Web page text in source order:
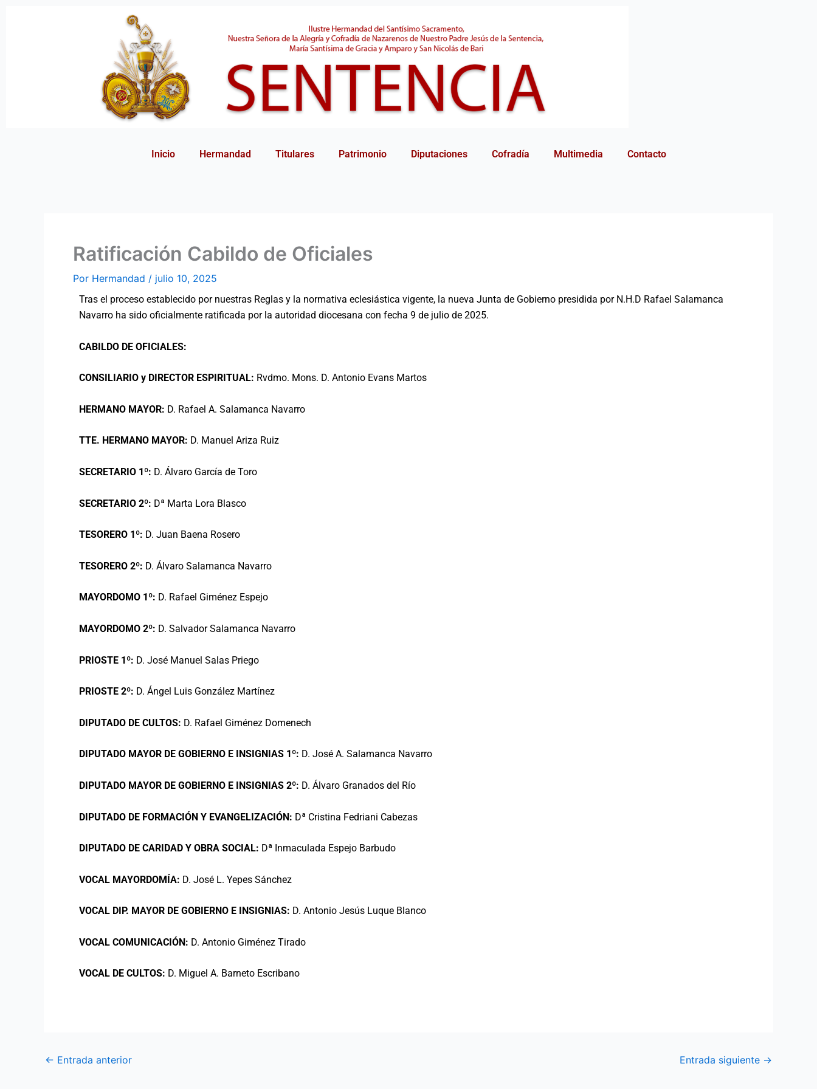
Inicio Hermandad Titulares Patrimonio Diputaciones Cofradía Multimedia Contacto
Ratificación Cabildo de Oficiales
Por Hermandad / julio 10, 2025
Tras el proceso establecido por nuestras Reglas y la normativa eclesiástica vigente, la nueva Junta de Gobierno presidida por N.H.D Rafael Salamanca
Navarro ha sido oficialmente ratificada por la autoridad diocesana con fecha 9 de julio de 2025.
CABILDO DE OFICIALES:
CONSILIARIO y DIRECTOR ESPIRITUAL: Rvdmo. Mons. D. Antonio Evans Martos
HERMANO MAYOR: D. Rafael A. Salamanca Navarro
TTE. HERMANO MAYOR: D. Manuel Ariza Ruiz
SECRETARIO 1º: D. Álvaro García de Toro
SECRETARIO 2º: Dª Marta Lora Blasco
TESORERO 1º: D. Juan Baena Rosero
TESORERO 2º: D. Álvaro Salamanca Navarro
MAYORDOMO 1º: D. Rafael Giménez Espejo
MAYORDOMO 2º: D. Salvador Salamanca Navarro
PRIOSTE 1º: D. José Manuel Salas Priego
PRIOSTE 2º: D. Ángel Luis González Martínez
DIPUTADO DE CULTOS: D. Rafael Giménez Domenech
DIPUTADO MAYOR DE GOBIERNO E INSIGNIAS 1º: D. José A. Salamanca Navarro
DIPUTADO MAYOR DE GOBIERNO E INSIGNIAS 2º: D. Álvaro Granados del Río
DIPUTADO DE FORMACIÓN Y EVANGELIZACIÓN: Dª Cristina Fedriani Cabezas
DIPUTADO DE CARIDAD Y OBRA SOCIAL: Dª Inmaculada Espejo Barbudo
VOCAL MAYORDOMÍA: D. José L. Yepes Sánchez
VOCAL DIP. MAYOR DE GOBIERNO E INSIGNIAS: D. Antonio Jesús Luque Blanco
VOCAL COMUNICACIÓN: D. Antonio Giménez Tirado
VOCAL DE CULTOS: D. Miguel A. Barneto Escribano
← Entrada anterior Entrada siguiente →